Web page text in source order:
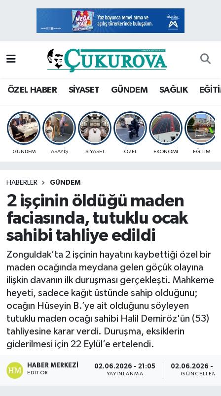
ÖZEL HABER SİYASET GÜNDEM SAĞLIK
GÜNDEM ASAYİŞ SİYASET ÖZEL EKONOMİ EĞİTİM
HABERLER GÜNDEM
2 işçinin öldüğü maden
faciasında, tutuklu ocak
sahibi tahliye edildi
Zonguldak’ta 2 işçinin hayatını kaybettiği özel bir
maden ocağında meydana gelen göçük olayına
ilişkin davanın ilk duruşması gerçekleşti. Mahkeme
heyeti, sadece kağıt üstünde sahip olduğunu;
ocağın Hüseyin B.’ye ait olduğunu söyleyen
tutuklu maden ocağı sahibi Halil Demiröz'ün (53)
tahliyesine karar verdi. Duruşma, eksiklerin
giderilmesi için 22 Eylül’e ertelendi.
HABER MERKEZI
EDITÖR
02.06.2026 - 21:05
YAYINLANMA
02.06.2026 -
GÜNCELLEME
Mersin Hava Durumu
Mersin Namaz Vakitleri
Mersin Trafik Yoğunluk Haritası
Süper Lig Puan Durumu ve Fikstür
Haber Arşivi